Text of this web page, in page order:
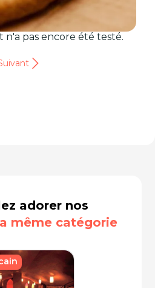
n'a pas encore été testé.
adorer nos
même catégorie